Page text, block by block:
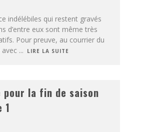
indélébiles qui restent gravés
d’entre eux sont même très
Pour preuve, au courrier du
avec ... LIRE LA SUITE
pour la fin de saison
1